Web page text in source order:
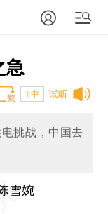
急
试听
T中
挑战，中国去
雪婉